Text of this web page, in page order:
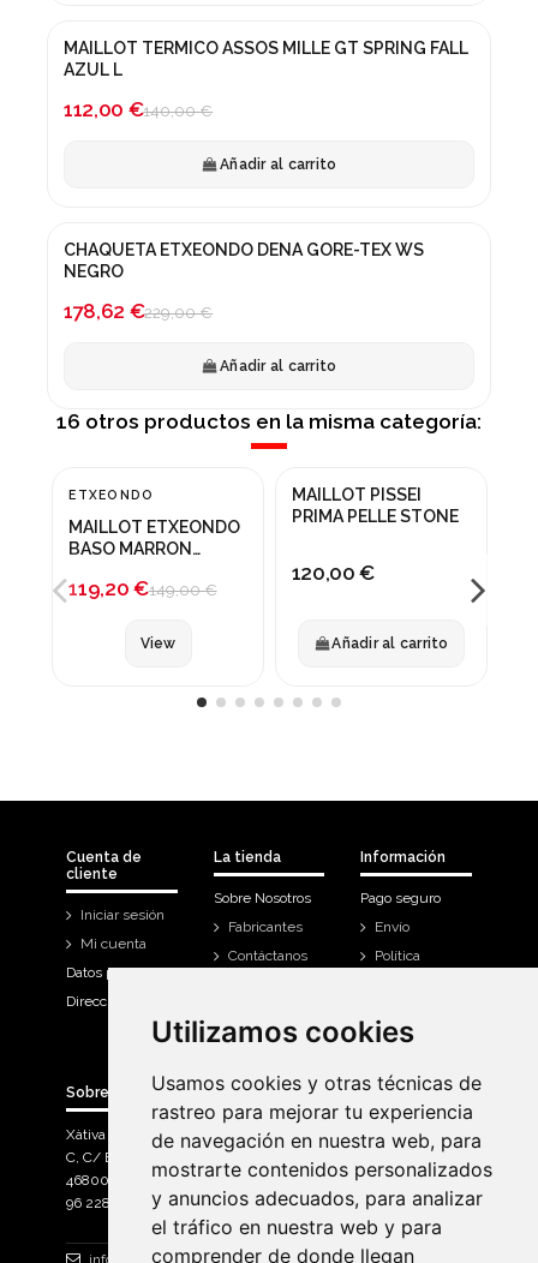
Utilizamos cookies
Usamos cookies y otras técnicas de
rastreo para mejorar tu experiencia
de navegación en nuestra web, para
mostrarte contenidos personalizados
y anuncios adecuados, para analizar
el tráfico en nuestra web y para
comprender de donde llegan
Utilizamos cookies
Usamos cookies y otras técnicas de
rastreo para mejorar tu experiencia
de navegación en nuestra web, para
mostrarte contenidos personalizados
y anuncios adecuados, para analizar
el tráfico en nuestra web y para
comprender de donde llegan
¡En oferta!
MAILLOT TERMICO ASSOS MILLE GT SPRING FALL
AZUL L
112,00 €140,00 €
Añadir al carrito
¡En oferta!
CHAQUETA ETXEONDO DENA GORE-TEX WS
NEGRO
178,62 €229,00 €
Añadir al carrito
16 otros productos en la misma categoría:
-20%
ETXEONDO
MAILLOT ETXEONDO
BASO MARRON
119,20 €149,00 €
View
MAILLOT PISSEI
PRIMA PELLE STONE
120,00 €
Añadir al carrito
Cuenta de
cliente
Iniciar sesión
Mi cuenta
Datos personales
Direcciones
La tienda
Sobre Nosotros
Fabricantes
Contáctanos
Información
Pago seguro
Envío
Política
Historial de
Sobre Bicicletas Sanchis
Xàtiva Polígon Industrial
C, C/ Braçal del Roncador nave 10. >
46800, Xàtiva.
96 228 71 23
info@bicicletassanchis.com